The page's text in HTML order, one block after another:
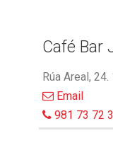
Café Bar
Rúa Areal,
Email
981 73 72